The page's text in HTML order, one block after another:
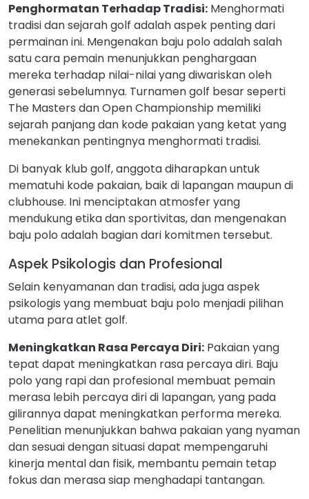
Penghormatan Terhadap Tradisi: Menghormati
tradisi dan sejarah golf adalah aspek penting dari
permainan ini. Mengenakan baju polo adalah salah
satu cara pemain menunjukkan penghargaan
mereka terhadap nilai-nilai yang diwariskan oleh
generasi sebelumnya. Turnamen golf besar seperti
The Masters dan Open Championship memiliki
sejarah panjang dan kode pakaian yang ketat yang
menekankan pentingnya menghormati tradisi.
Di banyak klub golf, anggota diharapkan untuk
mematuhi kode pakaian, baik di lapangan maupun di
clubhouse. Ini menciptakan atmosfer yang
mendukung etika dan sportivitas, dan mengenakan
baju polo adalah bagian dari komitmen tersebut.
Aspek Psikologis dan Profesional
Selain kenyamanan dan tradisi, ada juga aspek
psikologis yang membuat baju polo menjadi pilihan
utama para atlet golf.
Meningkatkan Rasa Percaya Diri: Pakaian yang
tepat dapat meningkatkan rasa percaya diri. Baju
polo yang rapi dan profesional membuat pemain
merasa lebih percaya diri di lapangan, yang pada
gilirannya dapat meningkatkan performa mereka.
Penelitian menunjukkan bahwa pakaian yang nyaman
dan sesuai dengan situasi dapat mempengaruhi
kinerja mental dan fisik, membantu pemain tetap
fokus dan merasa siap menghadapi tantangan.